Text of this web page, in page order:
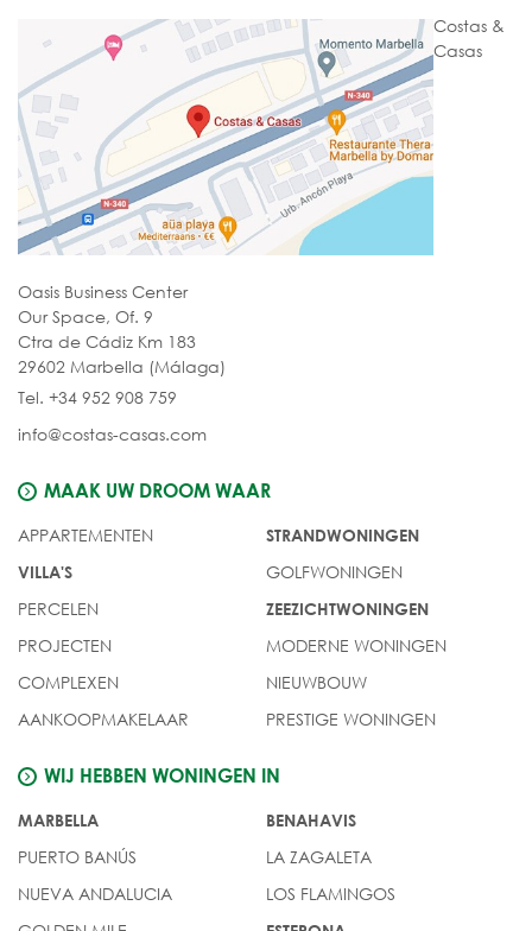
Costas &
Casas
Oasis Business Center
Our Space, Of. 9
Ctra de Cádiz Km 183
29602 Marbella (Málaga)
Tel. +34 952 908 759
info@costas-casas.com
MAAK UW DROOM WAAR
APPARTEMENTEN
VILLA'S
PERCELEN
PROJECTEN
COMPLEXEN
AANKOOPMAKELAAR
STRANDWONINGEN
GOLFWONINGEN
ZEEZICHTWONINGEN
MODERNE WONINGEN
NIEUWBOUW
PRESTIGE WONINGEN
WIJ HEBBEN WONINGEN IN
MARBELLA
PUERTO BANÚS
NUEVA ANDALUCIA
BENAHAVIS
LA ZAGALETA
LOS FLAMINGOS